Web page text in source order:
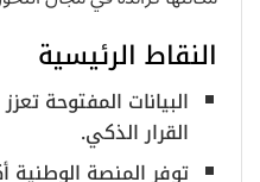
النقاط الرئيسية
البيانات المفتوحة
القرار الذكي.